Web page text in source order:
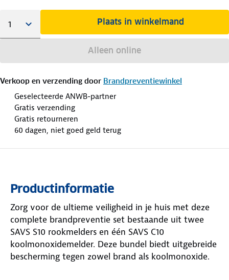
Plaats in winkelmand
Alleen online
Verkoop en verzending door Brandpreventiewinkel
Geselecteerde ANWB-partner
Gratis verzending
Gratis retourneren
60 dagen, niet goed geld terug
Productinformatie
Zorg voor de ultieme veiligheid in je huis met deze
complete brandpreventie set bestaande uit twee
SAVS S10 rookmelders en één SAVS C10
koolmonoxidemelder. Deze bundel biedt uitgebreide
bescherming tegen zowel brand als koolmonoxide.